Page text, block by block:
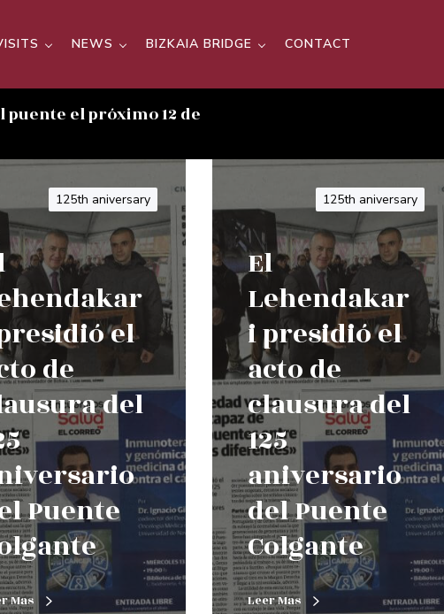
NEWS BIZKAIA BRIDGE CONTACT
puente el próximo 12 de
125th aniversary
el
de
del
Puente
Mas
125th aniversary
El
Lehendakar
i presidió el
acto de
clausura del
125
aniversario
del Puente
Colgante
Leer Mas